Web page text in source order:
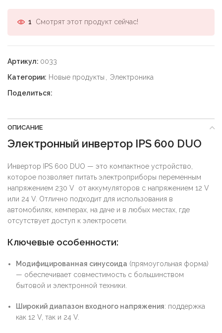
1 Смотрят этот продукт сейчас!
Артикул: 0033
Категории: Новые продукты
Электроника
Поделиться:
ОПИСАНИЕ
Электронный инвертор IPS 600 DUO
Инвертор IPS 600 DUO — это компактное устройство,
которое позволяет питать электроприборы переменным
напряжением 230 V от аккумуляторов с напряжением 12 V
или 24 V. Отлично подходит для использования в
автомобилях, кемперах, на даче и в любых местах, где
отсутствует доступ к электросети.
Ключевые особенности:
Модифицированная синусоида (прямоугольная форма)
— обеспечивает совместимость с большинством
бытовой и электронной техники.
Широкий диапазон входного напряжения: поддержка
как 12 V, так и 24 V.